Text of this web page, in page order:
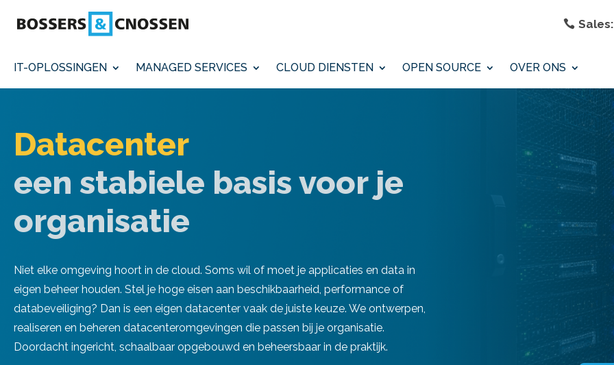
IT-OPLOSSINGEN MANAGED SERVICES CLOUD DIENSTEN OPEN SOURCE OVER ONS
Datacenter
een stabiele basis voor je
organisatie
Niet elke omgeving hoort in de cloud. Soms wil of moet je applicaties en data in
eigen beheer houden. Stel je hoge eisen aan beschikbaarheid, performance of
databeveiliging? Dan is een eigen datacenter vaak de juiste keuze. We ontwerpen,
realiseren en beheren datacenteromgevingen die passen bij je organisatie.
Doordacht ingericht, schaalbaar opgebouwd en beheersbaar in de praktijk.